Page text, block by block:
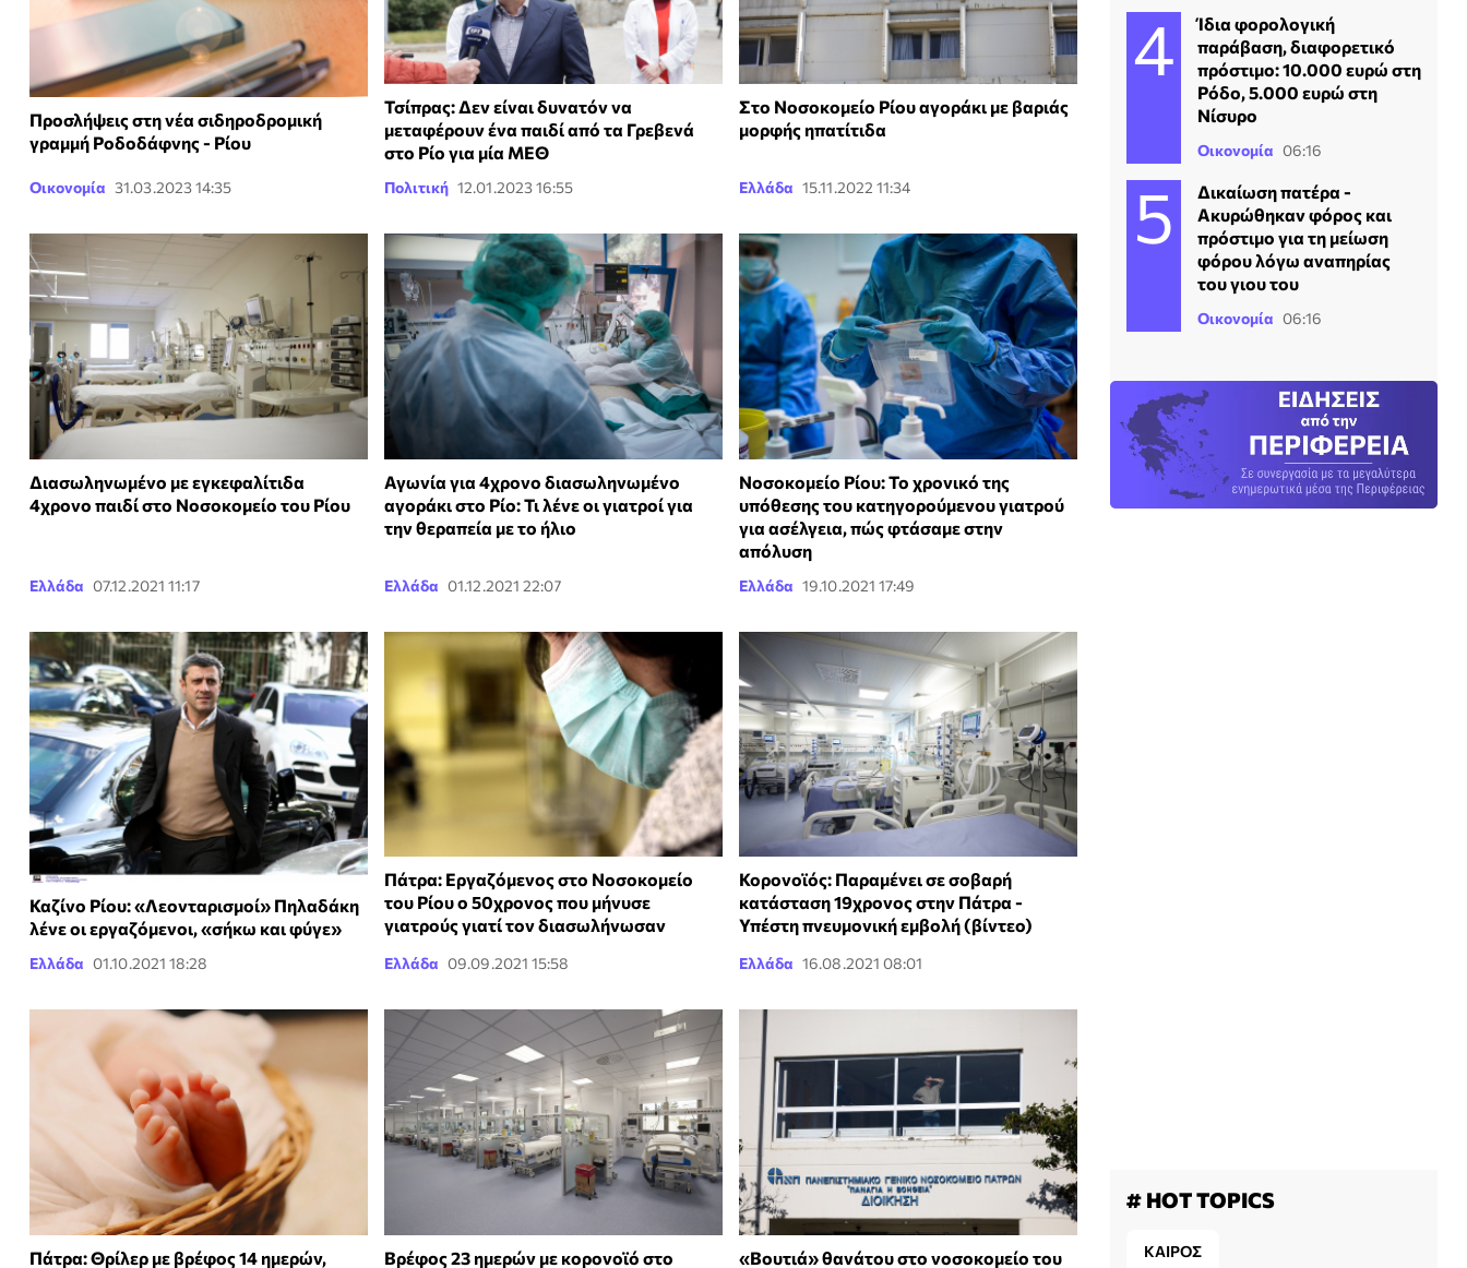
Προσλήψεις στη νέα σιδηροδρομική
γραμμή Ροδοδάφνης - Ρίου
Οικονομία 31.03.2023 14:35
Τσίπρας: Δεν είναι δυνατόν να
μεταφέρουν ένα παιδί από τα Γρεβενά
στο Ρίο για μία ΜΕΘ
Πολιτική 12.01.2023 16:55
Στο Νοσοκομείο Ρίου αγοράκι με βαριάς
μορφής ηπατίτιδα
Ελλάδα 15.11.2022 11:34
Διασωληνωμένο με εγκεφαλίτιδα
4χρονο παιδί στο Νοσοκομείο του Ρίου
Ελλάδα 07.12.2021 11:17
Αγωνία για 4χρονο διασωληνωμένο
αγοράκι στο Ρίο: Τι λένε οι γιατροί για
την θεραπεία με το ήλιο
Ελλάδα 01.12.2021 22:07
Νοσοκομείο Ρίου: Το χρονικό της
υπόθεσης του κατηγορούμενου γιατρού
για ασέλγεια, πώς φτάσαμε στην
απόλυση
Ελλάδα 19.10.2021 17:49
Καζίνο Ρίου: «Λεονταρισμοί» Πηλαδάκη
λένε οι εργαζόμενοι, «σήκω και φύγε»
Ελλάδα 01.10.2021 18:28
Πάτρα: Εργαζόμενος στο Νοσοκομείο
του Ρίου ο 50χρονος που μήνυσε
γιατρούς γιατί τον διασωλήνωσαν
Ελλάδα 09.09.2021 15:58
Κορονοϊός: Παραμένει σε σοβαρή
κατάσταση 19χρονος στην Πάτρα -
Υπέστη πνευμονική εμβολή (βίντεο)
Ελλάδα 16.08.2021 08:01
Πάτρα: Θρίλερ με βρέφος 14 ημερών, Βρέφος 23 ημερών με κορονοϊό στο «Βουτιά» θανάτου στο νοσοκομείο του
Ίδια φορολογική
παράβαση, διαφορετικό
πρόστιμο: 10.000 ευρώ στη
Ρόδο, 5.000 ευρώ στη
Νίσυρο
Οικονομία 06:16
Δικαίωση πατέρα -
Ακυρώθηκαν φόρος και
πρόστιμο για τη μείωση
φόρου λόγω αναπηρίας
του γιου του
Οικονομία 06:16
# HOT TOPICS
ΚΑΙΡΟΣ